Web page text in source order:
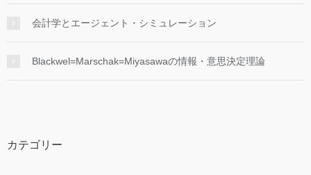
会計学とエージェント・シミュレーション
Blackwel=Marschak=Miyasawaの情報・意思決定理論
カテゴリー